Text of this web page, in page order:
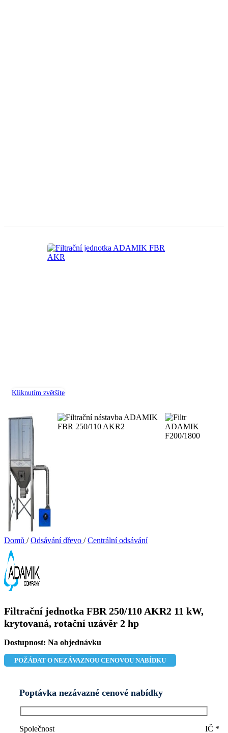
Kliknutím zvětšíte
Domů / Odsávání dřevo / Centrální odsávání
Filtrační jednotka FBR 250/110 AKR2 11 kW,
krytovaná, rotační uzávěr 2 hp
Dostupnost: Na objednávku
POŽÁDAT O NEZÁVAZNOU CENOVOU NABÍDKU
Poptávka nezávazné cenové nabídky
Společnost IČ *